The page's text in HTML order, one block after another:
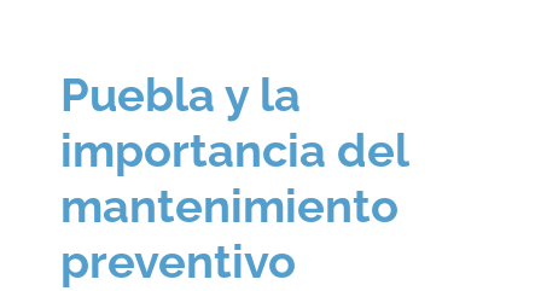
Puebla y la
importancia del
mantenimiento
preventivo